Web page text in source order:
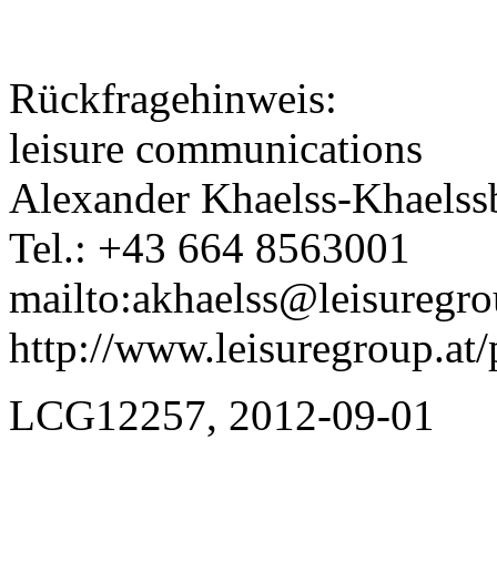
Rückfragehinweis:
leisure communications
Alexander Khaelss-
Tel.: +43 664 8563001
http://www.leisuregroup.at/
LCG12257, 2012-09-01